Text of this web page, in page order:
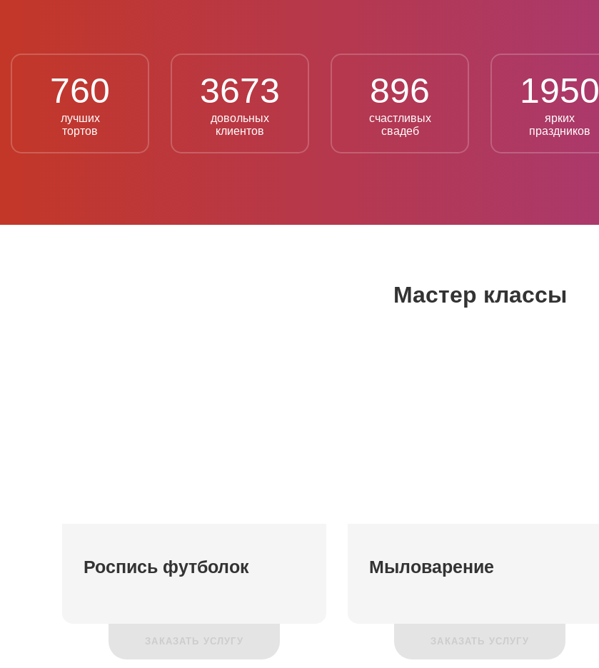
760
лучших
тортов
3673
довольных
клиентов
896
счастливых
свадеб
1950
ярких
праздников
Мастер классы
Роспись футболок
ЗАКАЗАТЬ УСЛУГУ
Мыловарение
ЗАКАЗАТЬ УСЛУГУ